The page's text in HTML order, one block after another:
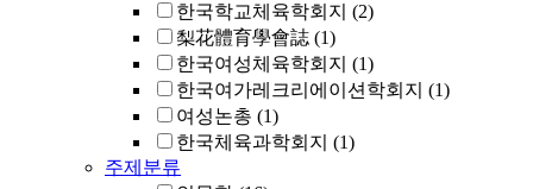
한국학교체육학회지 (2)
梨花體育學會誌 (1)
한국여성체육학회지 (1)
한국여가레크리에이션학회지 (1)
여성논총 (1)
한국체육과학회지 (1)
주제분류